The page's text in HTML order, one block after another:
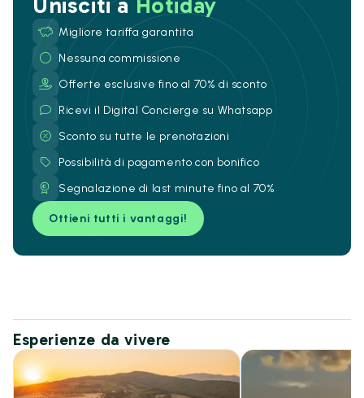
Migliore tariffa garantita
Nessuna commissione
Offerte esclusive fino al 70% di sconto
Ricevi il Digital Concierge su Whatsapp
Sconto su tutte le prenotazioni
Possibilità di pagamento con bonifico
Segnalazione di last minute fino al 70%
Ottieni tutti i vantaggi!
Esperienze da vivere